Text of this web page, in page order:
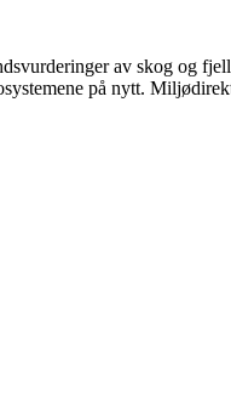
av skog og
på nytt.